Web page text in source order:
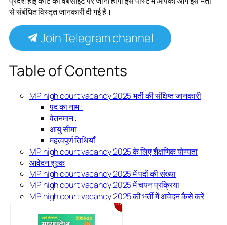
से संबंधित विस्तृत जानकारी दी गई है।
Join Telegram channel
Table of Contents
MP high court vacancy 2025 भर्ती की संक्षिप्त जानकारी
पद का नाम :
वेतनमान :
आयु सीमा
महत्वपूर्ण तिथियाँ
MP high court vacancy 2025 के लिए शैक्षणिक योग्यता
आवेदन शुल्क
MP high court vacancy 2025 में पदों की संख्या
MP high court vacancy 2025 में चयन प्रक्रिया
MP high court vacancy 2025 की भर्ती में आवेदन कैसे करें
39%